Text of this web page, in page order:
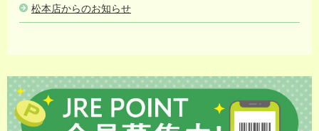
松本店からのお知らせ